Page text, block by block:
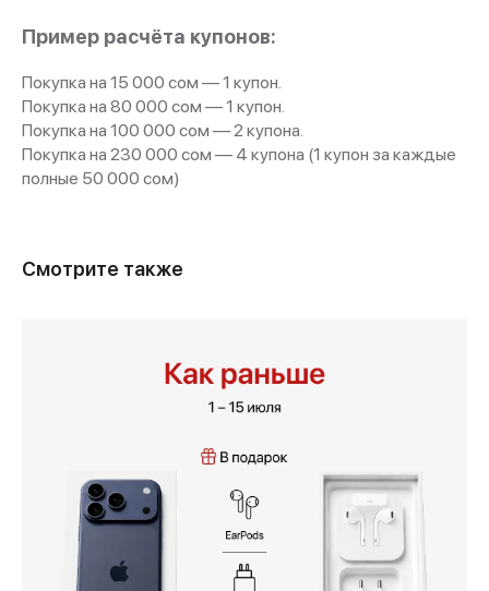
Пример расчёта купонов:
Покупка на 15 000 сом — 1 купон.
Покупка на 80 000 сом — 1 купон.
Покупка на 100 000 сом — 2 купона.
Покупка на 230 000 сом — 4 купона (1 купон за каждые
полные 50 000 сом)
Смотрите также